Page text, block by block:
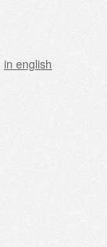
in english